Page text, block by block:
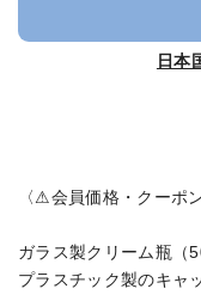
日本
〈⚠会員価格・クーポ
ガラス製クリーム瓶（
プラスチック製のキャ